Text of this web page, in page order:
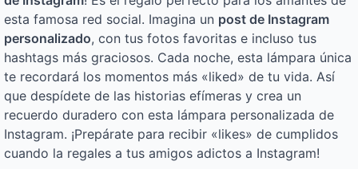
esta famosa red social. Imagina un post de Instagram
personalizado, con tus fotos favoritas e incluso tus
hashtags más graciosos. Cada noche, esta lámpara única
te recordará los momentos más «liked» de tu vida. Así
que despídete de las historias efímeras y crea un
recuerdo duradero con esta lámpara personalizada de
Instagram. ¡Prepárate para recibir «likes» de cumplidos
cuando la regales a tus amigos adictos a Instagram!